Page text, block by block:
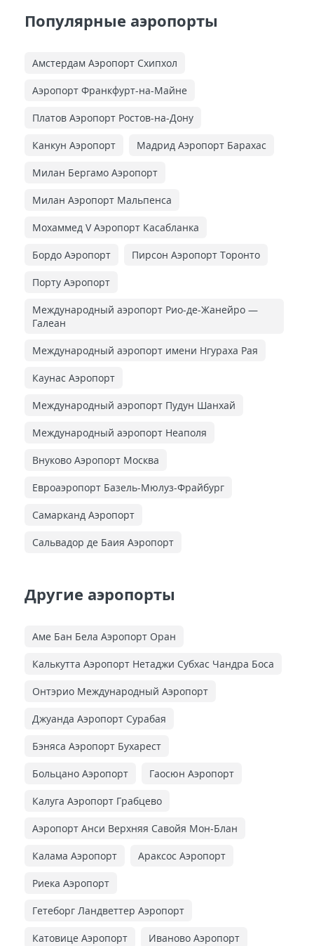
Популярные аэропорты
Амстердам Аэропорт Схипхол
Аэропорт Франкфурт-на-Майне
Платов Аэропорт Ростов-на-Дону
Канкун Аэропорт Мадрид Аэропорт Барахас
Милан Бергамо Аэропорт
Милан Аэропорт Мальпенса
Мохаммед V Аэропорт Касабланка
Бордо Аэропорт Пирсон Аэропорт Торонто
Порту Аэропорт
Международный аэропорт Рио-де-Жанейро —
Галеан
Международный аэропорт имени Нгураха Рая
Каунас Аэропорт
Международный аэропорт Пудун Шанхай
Международный аэропорт Неаполя
Внуково Аэропорт Москва
Евроаэропорт Базель-Мюлуз-Фрайбург
Самарканд Аэропорт
Сальвадор де Баия Аэропорт
Другие аэропорты
Аме Бан Бела Аэропорт Оран
Калькутта Аэропорт Нетаджи Субхас Чандра Боса
Онтэрио Международный Аэропорт
Джуанда Аэропорт Сурабая
Бэняса Аэропорт Бухарест
Больцано Аэропорт Гаосюн Аэропорт
Калуга Аэропорт Грабцево
Аэропорт Анси Верхняя Савойя Мон-Блан
Калама Аэропорт Араксос Аэропорт
Риека Аэропорт
Гетеборг Ландветтер Аэропорт
Катовице Аэропорт Иваново Аэропорт